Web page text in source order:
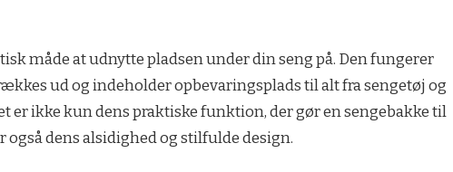
måde at udnytte pladsen under din seng på. Den fungerer
ud og indeholder opbevaringsplads til alt fra sengetøj og
er ikke kun dens praktiske funktion, der gør en sengebakke til
også dens alsidighed og stilfulde design.